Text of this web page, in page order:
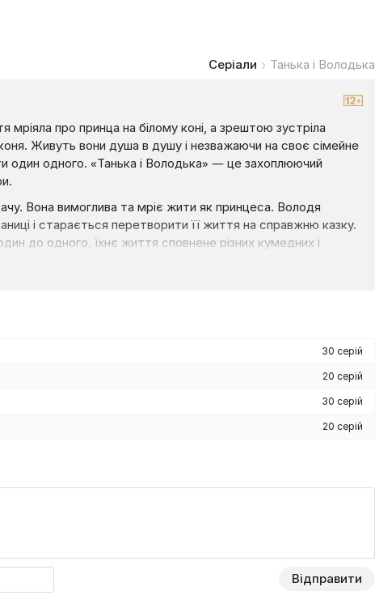
Серіали Танька і Володька
про принца на білому коні, а зрештою зустріла
Живуть вони душа в душу і незважаючи на своє сімейне
один одного. «Танька і Володька» — це захоплюючий
Вона вимоглива та мріє жити як принцеса. Володя
і старається перетворити її життя на справжню казку.
до одного, їхнє життя сповнене різних кумедних і
своїй Тетяні. В свою чергу жінка на всю налагоджує їхнє
такі стосунки і як Тетяна підкоряє серце Володьки?
30 серій
20 серій
30 серій
20 серій
Відправити